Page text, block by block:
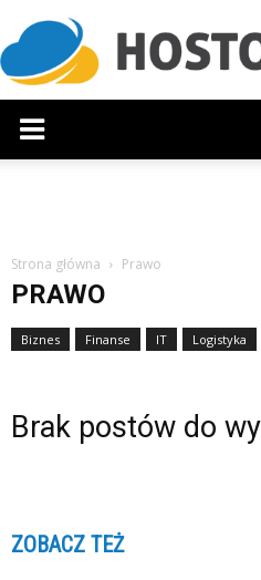
Strona główna Prawo
PRAWO
Biznes Finanse IT Logistyka
Brak postów do
ZOBACZ TEŻ